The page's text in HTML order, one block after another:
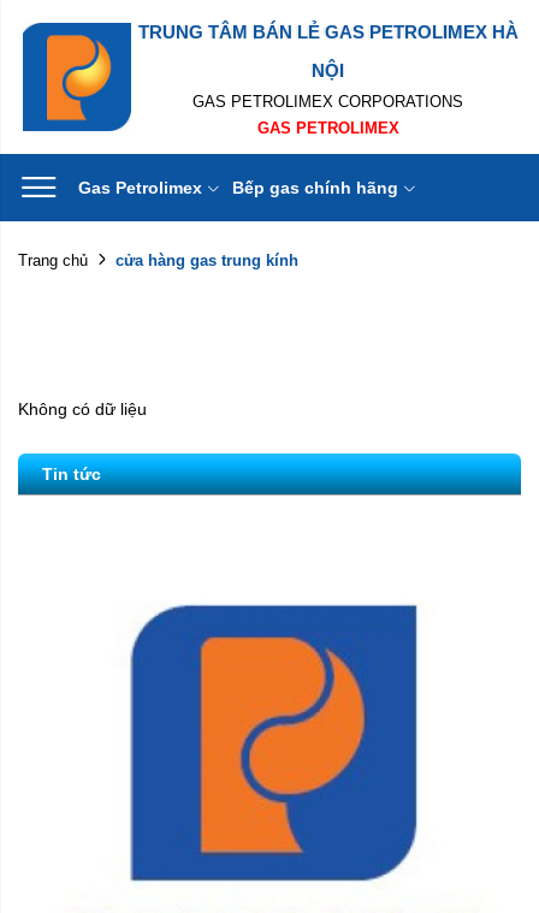
TRUNG TÂM BÁN LẺ GAS PETROLIMEX HÀ
NỘI
GAS PETROLIMEX CORPORATIONS
GAS PETROLIMEX
Gas Petrolimex Bếp gas chính hãng
Trang chủ cửa hàng gas trung kính
Không có dữ liệu
Tin tức